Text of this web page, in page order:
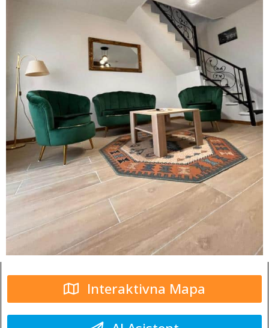
Interaktivna Mapa